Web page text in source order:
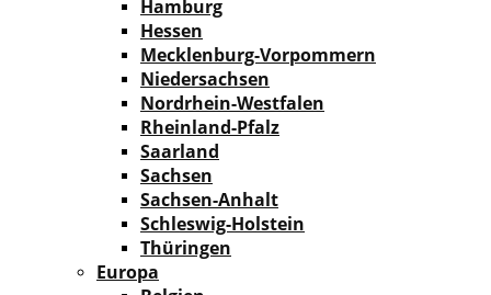
Hamburg
Hessen
Mecklenburg-Vorpommern
Niedersachsen
Nordrhein-Westfalen
Rheinland-Pfalz
Saarland
Sachsen
Sachsen-Anhalt
Schleswig-Holstein
Thüringen
Europa